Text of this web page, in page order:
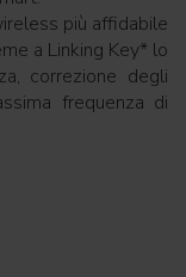
più affidabile
a Linking Key* lo
correzione degli
frequenza di